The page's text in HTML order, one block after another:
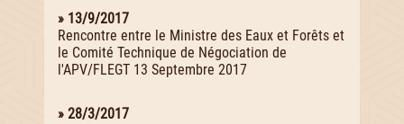
» 13/9/2017
Rencontre entre le Ministre des Eaux et Forêts et
le Comité Technique de Négociation de
l'APV/FLEGT 13 Septembre 2017
» 28/3/2017